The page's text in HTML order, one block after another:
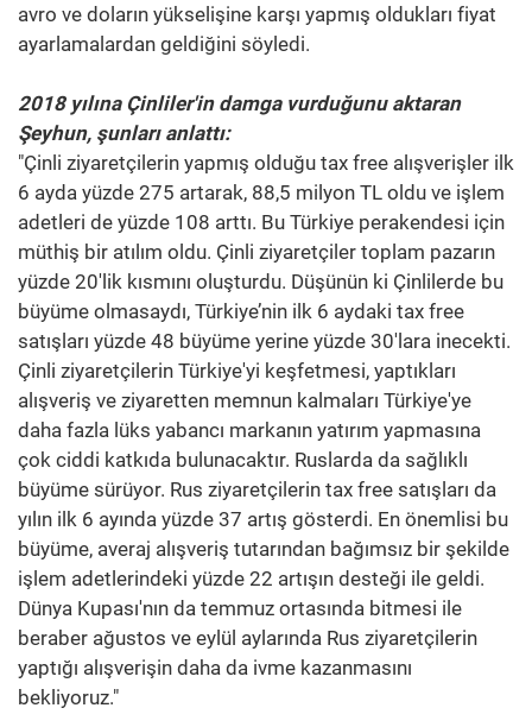
avro ve doların yükselişine karşı yapmış oldukları fiyat
ayarlamalardan geldiğini söyledi.
2018 yılına Çinliler'in damga vurduğunu aktaran
Şeyhun, şunları anlattı:
"Çinli ziyaretçilerin yapmış olduğu tax free alışverişler ilk
6 ayda yüzde 275 artarak, 88,5 milyon TL oldu ve işlem
adetleri de yüzde 108 arttı. Bu Türkiye perakendesi için
müthiş bir atılım oldu. Çinli ziyaretçiler toplam pazarın
yüzde 20'lik kısmını oluşturdu. Düşünün ki Çinlilerde bu
büyüme olmasaydı, Türkiye’nin ilk 6 aydaki tax free
satışları yüzde 48 büyüme yerine yüzde 30'lara inecekti.
Çinli ziyaretçilerin Türkiye'yi keşfetmesi, yaptıkları
alışveriş ve ziyaretten memnun kalmaları Türkiye'ye
daha fazla lüks yabancı markanın yatırım yapmasına
çok ciddi katkıda bulunacaktır. Ruslarda da sağlıklı
büyüme sürüyor. Rus ziyaretçilerin tax free satışları da
yılın ilk 6 ayında yüzde 37 artış gösterdi. En önemlisi bu
büyüme, averaj alışveriş tutarından bağımsız bir şekilde
işlem adetlerindeki yüzde 22 artışın desteği ile geldi.
Dünya Kupası'nın da temmuz ortasında bitmesi ile
beraber ağustos ve eylül aylarında Rus ziyaretçilerin
yaptığı alışverişin daha da ivme kazanmasını
bekliyoruz."